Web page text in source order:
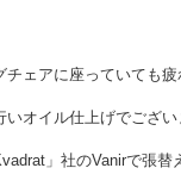
ェアに座っていても
オイル仕上げでござ
」社のVanirで張替